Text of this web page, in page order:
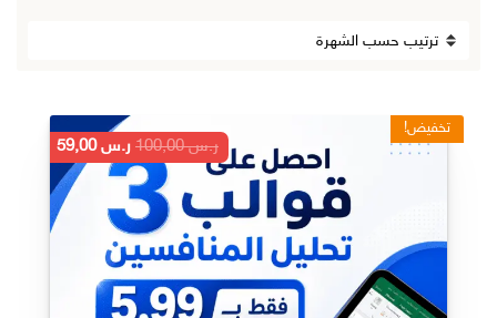
تخفيض!
ر.س100,00
السعر
الأصلي
هو:
ر.س 100,00.
ر.س59,00
السعر
هو:
ر.س 59,00.